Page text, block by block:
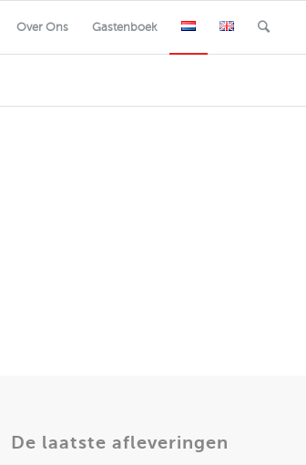
Over Ons Gastenboek
De laatste afleveringen